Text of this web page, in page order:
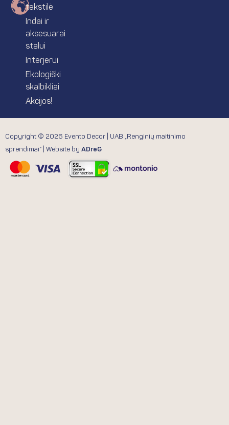
tekstilė
Indai ir
aksesuarai
stalui
Interjerui
Ekologiški
skalbikliai
Akcijos!
Copyright © 2026 Evento Decor | UAB „Renginių maitinimo
sprendimai“ | Website by ADreG